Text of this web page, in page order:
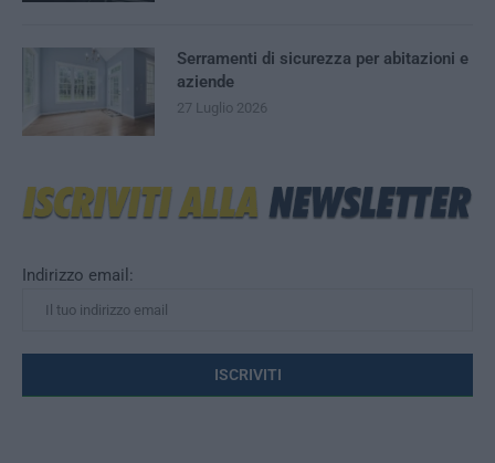
Indirizzo email:
Serramenti di sicurezza per abitazioni e
aziende
27 Luglio 2026